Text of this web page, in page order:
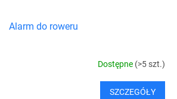
Alarm do roweru
Dostępne (>5 szt.)
SZCZEGÓŁY